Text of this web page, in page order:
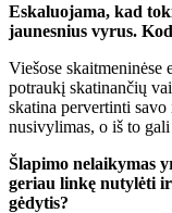
Eskaluojama, kad
jaunesnius vyrus.
Viešose skaitmeninėse
potraukį skatinančių
skatina pervertinti
nusivylimas, o iš to
Šlapimo nelaikymas
geriau linkę nutylėti
gėdytis?